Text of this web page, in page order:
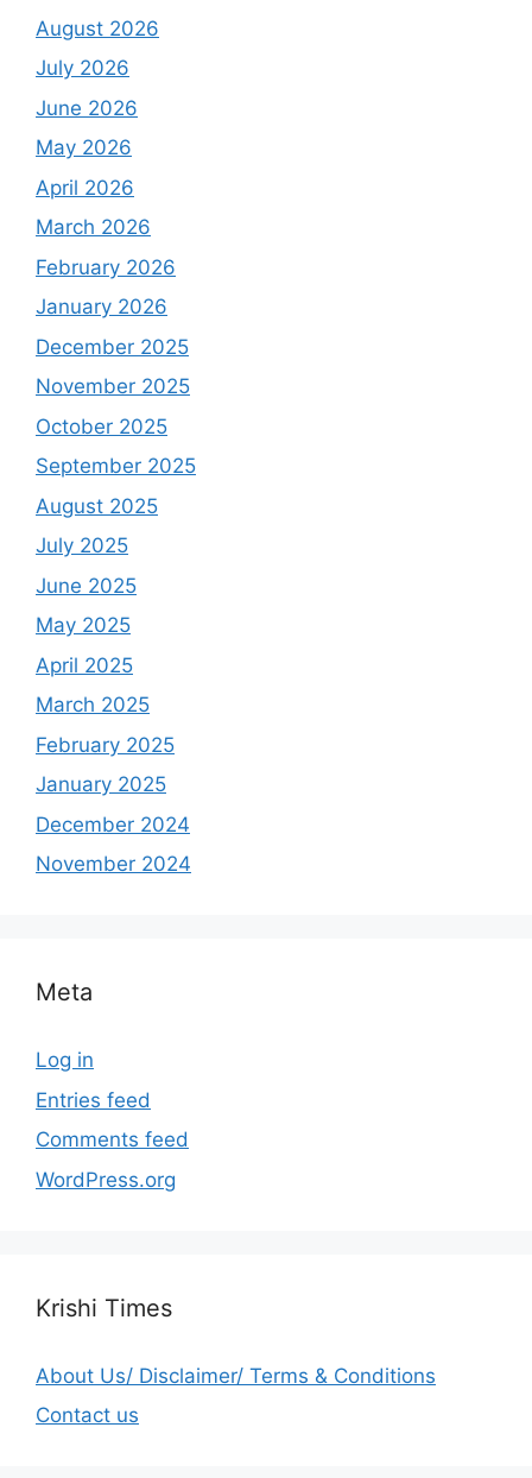
August 2026
July 2026
June 2026
May 2026
April 2026
March 2026
February 2026
January 2026
December 2025
November 2025
October 2025
September 2025
August 2025
July 2025
June 2025
May 2025
April 2025
March 2025
February 2025
January 2025
December 2024
November 2024
Meta
Log in
Entries feed
Comments feed
WordPress.org
Krishi Times
About Us/ Disclaimer/ Terms & Conditions
Contact us